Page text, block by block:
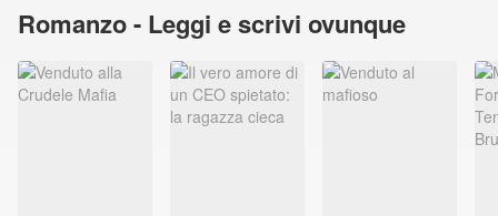
Romanzo - Leggi e scrivi ovunque